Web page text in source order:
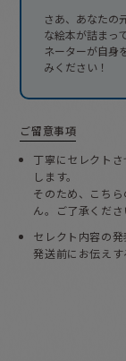
さあ、あなたの
な絵本が詰まっ
ネーターが自身
みください！
ご留意事項
丁寧にセレクト
します。
そのため、こち
ん。ご了承くださ
セレクト内容の発
発送前にお伝え